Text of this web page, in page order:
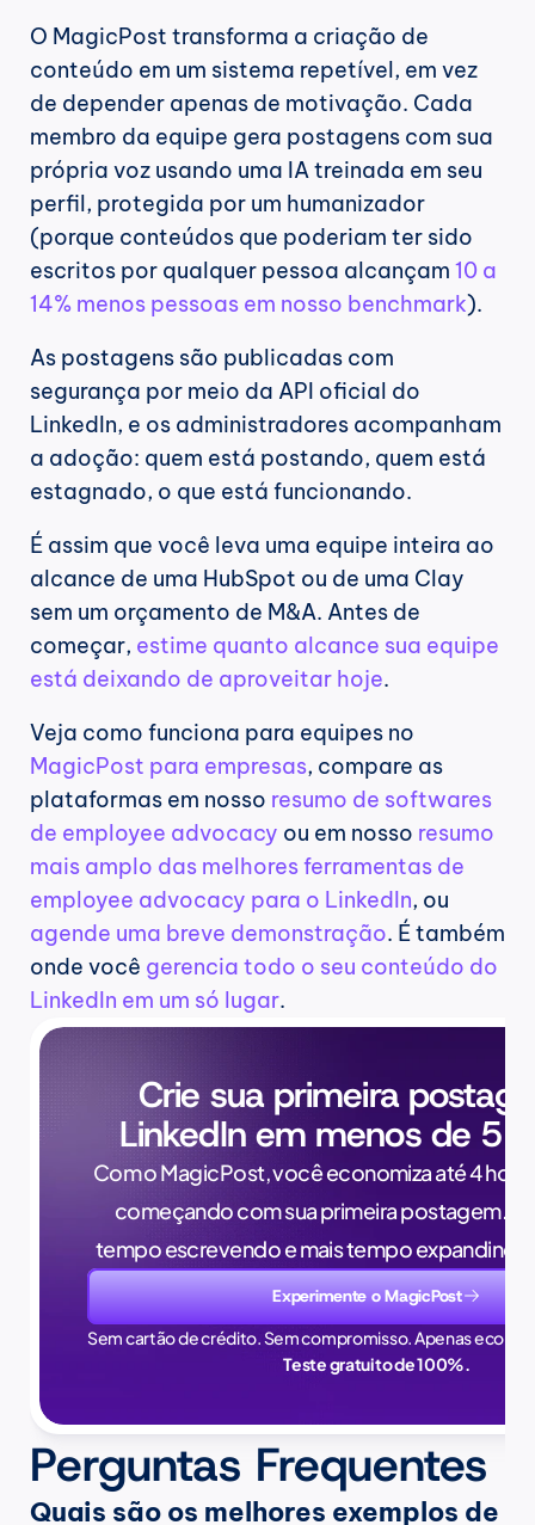
O MagicPost transforma a criação de
conteúdo em um sistema repetível, em vez
de depender apenas de motivação. Cada
membro da equipe gera postagens com sua
própria voz usando uma IA treinada em seu
perfil, protegida por um humanizador
(porque conteúdos que poderiam ter sido
escritos por qualquer pessoa alcançam 10 a
14% menos pessoas em nosso benchmark).
As postagens são publicadas com
segurança por meio da API oficial do
LinkedIn, e os administradores acompanham
a adoção: quem está postando, quem está
estagnado, o que está funcionando.
É assim que você leva uma equipe inteira ao
alcance de uma HubSpot ou de uma Clay
sem um orçamento de M&A. Antes de
começar, estime quanto alcance sua equipe
está deixando de aproveitar hoje.
MagicPost para empresas, compare as
plataformas em nosso resumo de softwares
de employee advocacy ou em nosso resumo
mais amplo das melhores ferramentas de
employee advocacy para o LinkedIn
agende uma breve demonstração. É também
onde você gerencia todo o seu conteúdo do
LinkedIn em um só lugar.
Crie sua primeira
LinkedIn em menos de 5
Com o MagicPost, você economiza até 4
começando com sua primeira postagem.
tempo escrevendo e mais tempo
Experimente o MagicPost
Sem cartão de crédito. Sem compromisso. Apenas
Teste gratuito de 100%.
Perguntas Frequentes
Quais são os melhores exemplos de